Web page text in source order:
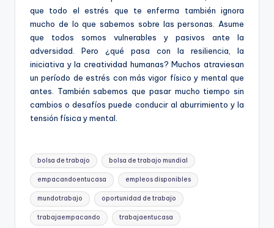
que todo el estrés que te enferma también ignora
mucho de lo que sabemos sobre las personas. Asume
que todos somos vulnerables y pasivos ante la
adversidad. Pero ¿qué pasa con la resiliencia, la
iniciativa y la creatividad humanas? Muchos atraviesan
un período de estrés con más vigor físico y mental que
antes. También sabemos que pasar mucho tiempo sin
cambios o desafíos puede conducir al aburrimiento y la
tensión física y mental.
Etiquetas:
bolsa de trabajo bolsa de trabajo mundial
empacandoentucasa empleos disponibles
mundotrabajo oportunidad de trabajo
trabajaempacando trabajaentucasa